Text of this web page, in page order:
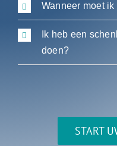
Wanneer moet
Ik heb een
doen?
START